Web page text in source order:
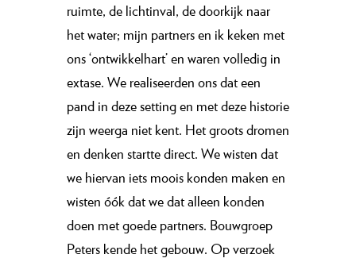
ruimte, de lichtinval, de doorkijk naar
het water; mijn partners en ik keken met
ons ‘ontwikkelhart’ en waren volledig in
extase. We realiseerden ons dat een
pand in deze setting en met deze historie
zijn weerga niet kent. Het groots dromen
en denken startte direct. We wisten dat
we hiervan iets moois konden maken en
wisten óók dat we dat alleen konden
doen met goede partners. Bouwgroep
Peters kende het gebouw. Op verzoek